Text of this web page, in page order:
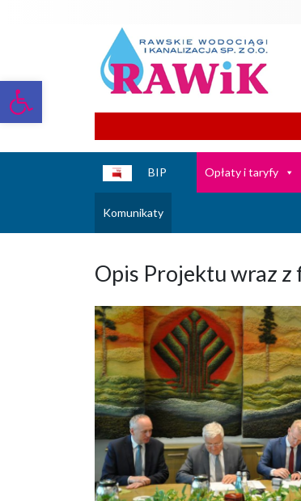
Otwórz pasek narzędzi
BIP Opłaty i taryfy
Komunikaty
Opis Projektu wraz z